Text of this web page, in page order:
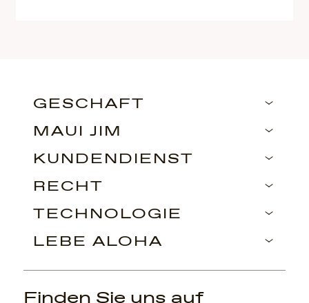
GESCHÄFT
MAUI JIM
KUNDENDIENST
RECHT
TECHNOLOGIE
LEBE ALOHA
Finden Sie uns auf